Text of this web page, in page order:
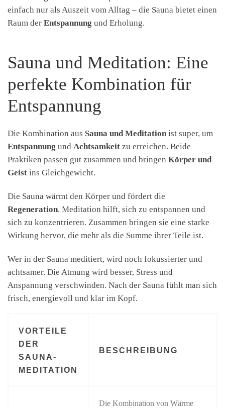
einfach nur als Auszeit vom Alltag – die Sauna bietet einen
Raum der Entspannung und Erholung.
Sauna und Meditation: Eine
perfekte Kombination für
Entspannung
Die Kombination aus Sauna und Meditation ist super, um
Entspannung und Achtsamkeit zu erreichen. Beide
Praktiken passen gut zusammen und bringen Körper und
Geist ins Gleichgewicht.
Die Sauna wärmt den Körper und fördert die
Regeneration. Meditation hilft, sich zu entspannen und
sich zu konzentrieren. Zusammen bringen sie eine starke
Wirkung hervor, die mehr als die Summe ihrer Teile ist.
Wer in der Sauna meditiert, wird noch fokussierter und
achtsamer. Die Atmung wird besser, Stress und
Anspannung verschwinden. Nach der Sauna fühlt man sich
frisch, energievoll und klar im Kopf.
VORTEILE
DER
SAUNA-
MEDITATION
BESCHREIBUNG
Die Kombination von Wärme